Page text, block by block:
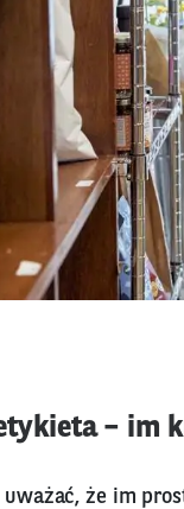
– im
uważać, że im